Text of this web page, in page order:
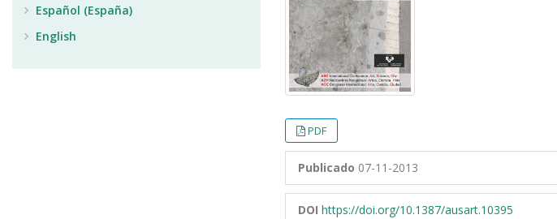
PDF
Publicado 07-11-2013
DOI https://doi.org/10.1387/ausart.10395
Español (España)
English